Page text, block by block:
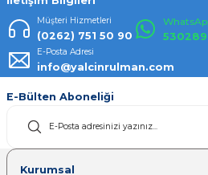
Müşteri Hizmetleri
(0262) 751 50 90
E-Posta Adresi
info@yalcinrulman.com
E-Bülten Aboneliği
Kurumsal